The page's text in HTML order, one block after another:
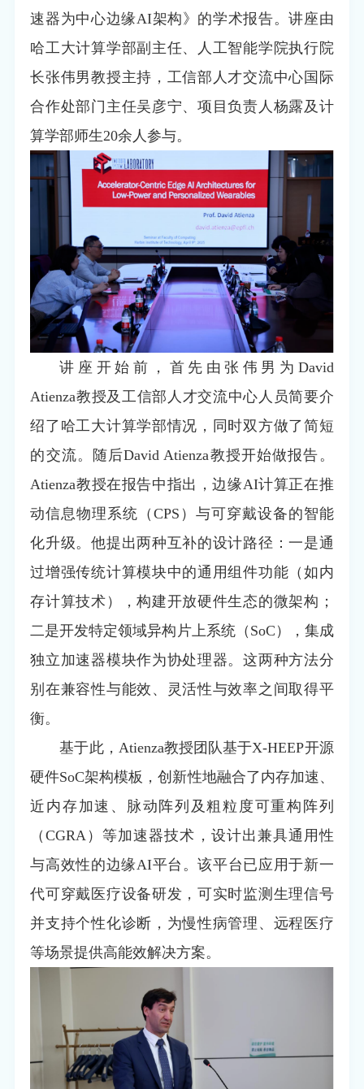
速器为中心边缘AI架构》的学术报告。讲座由
哈工大计算学部副主任、人工智能学院执行院
长张伟男教授主持，工信部人才交流中心国际
合作处部门主任吴彦宁、项目负责人杨露及计
算学部师生20余人参与。
讲座开始前，首先由张伟男为David
Atienza教授及工信部人才交流中心人员简要介
绍了哈工大计算学部情况，同时双方做了简短
的交流。随后David Atienza教授开始做报告。
Atienza教授在报告中指出，边缘AI计算正在推
动信息物理系统（CPS）与可穿戴设备的智能
化升级。他提出两种互补的设计路径：一是通
过增强传统计算模块中的通用组件功能（如内
存计算技术），构建开放硬件生态的微架构；
二是开发特定领域异构片上系统（SoC），集成
独立加速器模块作为协处理器。这两种方法分
别在兼容性与能效、灵活性与效率之间取得平
衡。
基于此，Atienza教授团队基于X-HEEP开源
硬件SoC架构模板，创新性地融合了内存加速、
近内存加速、脉动阵列及粗粒度可重构阵列
（CGRA）等加速器技术，设计出兼具通用性
与高效性的边缘AI平台。该平台已应用于新一
代可穿戴医疗设备研发，可实时监测生理信号
并支持个性化诊断，为慢性病管理、远程医疗
等场景提供高能效解决方案。